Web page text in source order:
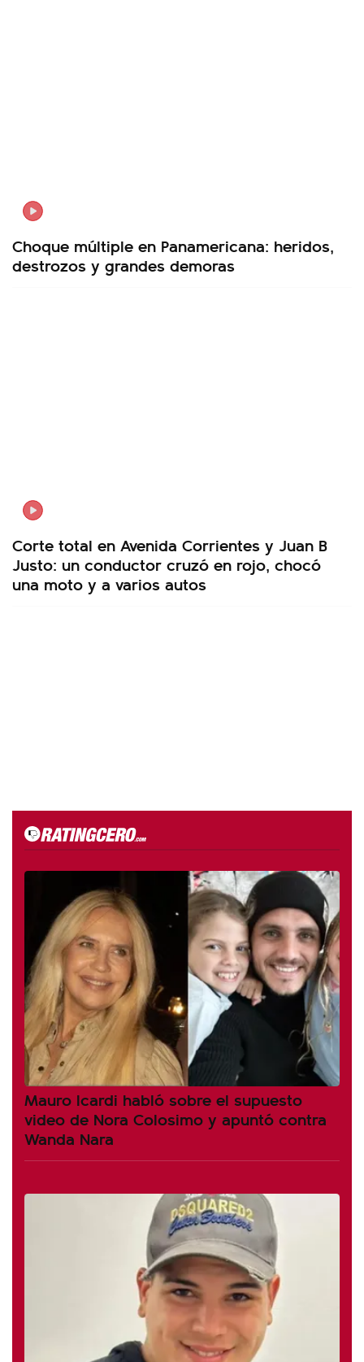
Choque múltiple en Panamericana: heridos,
destrozos y grandes demoras
Corte total en Avenida Corrientes y Juan B
Justo: un conductor cruzó en rojo, chocó
una moto y a varios autos
Mauro Icardi habló sobre el supuesto
video de Nora Colosimo y apuntó contra
Wanda Nara